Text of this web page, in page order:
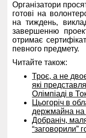
Організатори
готові на
на тиждень,
завершенню
отримає
певного предмету.
Читайте також:
Троє, а не
які
Олімпіаді в
Цьогоріч в
держмайна на
Добраніч,
“заговорили”